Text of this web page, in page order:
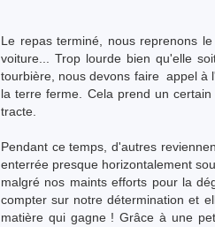
Le repas terminé, nous reprenons
voiture... Trop lourde bien qu'elle
tourbière, nous devons faire appel à
la terre ferme. Cela prend un
tracte.
Pendant ce temps, d'autres
enterrée presque horizontalement
malgré nos maints efforts pour la
compter sur notre détermination et
matière qui gagne ! Grâce à une